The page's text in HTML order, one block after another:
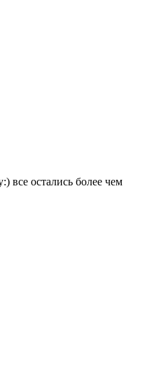
все остались более чем